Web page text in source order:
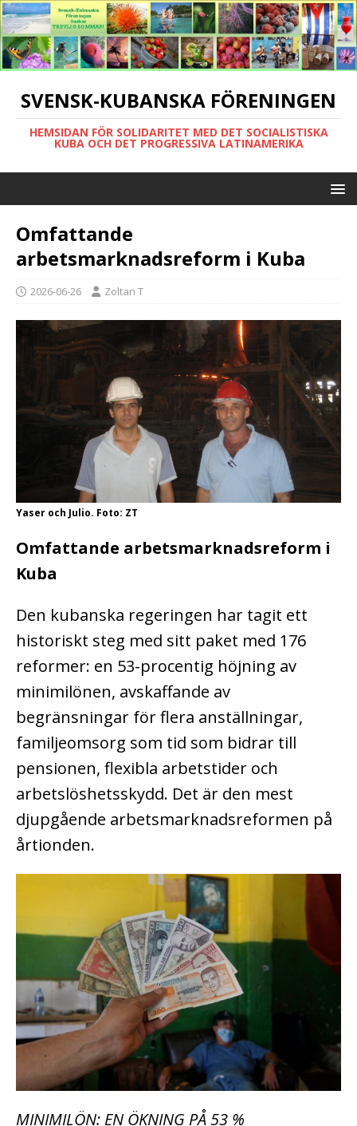
SVENSK-KUBANSKA FÖRENINGEN
HEMSIDAN FÖR SOLIDARITET MED DET SOCIALISTISKA
KUBA OCH DET PROGRESSIVA LATINAMERIKA
Omfattande
arbetsmarknadsreform i Kuba
2026-06-26 Zoltan T
Yaser och Julio. Foto: ZT
Omfattande arbetsmarknadsreform i
Kuba
Den kubanska regeringen har tagit ett
historiskt steg med sitt paket med 176
reformer: en 53-procentig höjning av
minimilönen, avskaffande av
begränsningar för flera anställningar,
familjeomsorg som tid som bidrar till
pensionen, flexibla arbetstider och
arbetslöshetsskydd. Det är den mest
djupgående arbetsmarknadsreformen på
årtionden.
MINIMILÖN: EN ÖKNING PÅ 53 %